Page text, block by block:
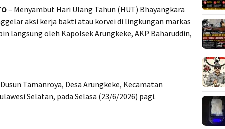
– Menyambut Hari Ulang Tahun (HUT) Bhayangkara
aksi kerja bakti atau korvei di lingkungan markas
langsung oleh Kapolsek Arungkeke, AKP Baharuddin,
Tamanroya, Desa Arungkeke, Kecamatan
Selatan, pada Selasa (23/6/2026) pagi.